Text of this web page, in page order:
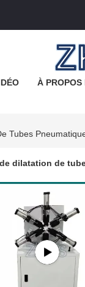
À PROPOS
Tubes
dilatation de